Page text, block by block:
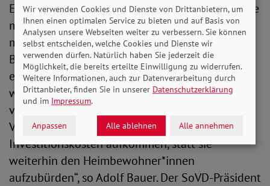
Ein Kostentreiber sind auch die Investitionen, die
mittlerweile mehr als ein Fünftel der
monatlichen Heimkosten ausmachen. „Die
Bundesländer sind rechtlich für das Vorhalten
einer leistungsfähigen, ausreichenden und
wirtschaftlichen Versorgungsstruktur
verantwortlich. Sie müssen endlich wieder die
Verantwortung übernehmen und für die
Investitionskosten aufkommen, statt sie
weiterhin den Heimbewohner*innen
aufzubürden“, so Adolf Bauer. Der SoVD-Präsident
Wir verwenden Cookies und Dienste von Drittanbietern, um
Ihnen einen optimalen Service zu bieten und auf Basis von
Analysen unsere Webseiten weiter zu verbessern. Sie können
selbst entscheiden, welche Cookies und Dienste wir
verwenden dürfen. Natürlich haben Sie jederzeit die
Möglichkeit, die bereits erteilte Einwilligung zu widerrufen.
Weitere Informationen, auch zur Datenverarbeitung durch
Drittanbieter, finden Sie in unserer Datenschutzerklärung
und im Impressum.
Anpassen Alle ablehnen Alle annehmen